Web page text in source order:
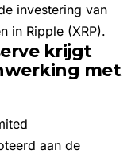
investering van
in Ripple (XRP).
krijgt
met
aan de